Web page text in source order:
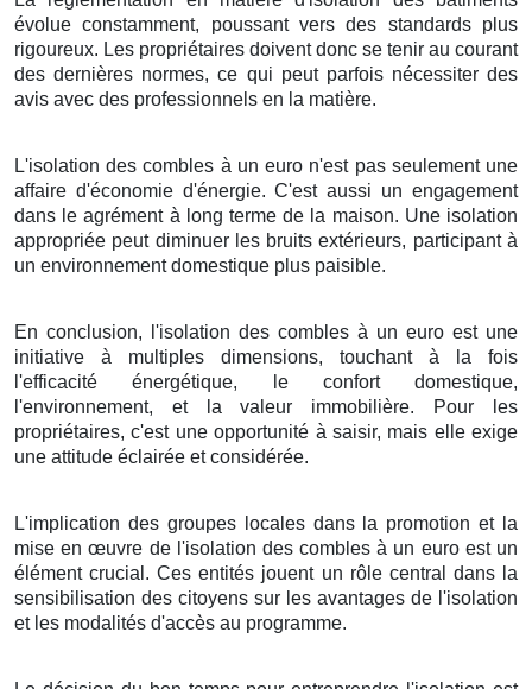
évolue constamment, poussant vers des standards plus
rigoureux. Les propriétaires doivent donc se tenir au courant
des dernières normes, ce qui peut parfois nécessiter des
avis avec des professionnels en la matière.
L'isolation des combles à un euro n'est pas seulement une
affaire d'économie d'énergie. C'est aussi un engagement
dans le agrément à long terme de la maison. Une isolation
appropriée peut diminuer les bruits extérieurs, participant à
un environnement domestique plus paisible.
En conclusion, l'isolation des combles à un euro est une
initiative à multiples dimensions, touchant à la fois
l'efficacité énergétique, le confort domestique,
l'environnement, et la valeur immobilière. Pour les
propriétaires, c'est une opportunité à saisir, mais elle exige
une attitude éclairée et considérée.
L'implication des groupes locales dans la promotion et la
mise en œuvre de l'isolation des combles à un euro est un
élément crucial. Ces entités jouent un rôle central dans la
sensibilisation des citoyens sur les avantages de l'isolation
et les modalités d'accès au programme.